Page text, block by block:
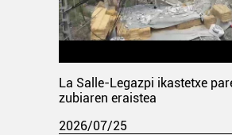
La Salle-Legazpi ikastetxe
zubiaren eraistea
2026/07/25